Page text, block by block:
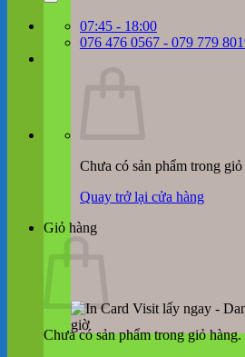
07:45 - 18:00
076 476 0567 - 079 779
Chưa có sản phẩm trong giỏ
Quay trở lại cửa hàng
Giỏ hàng
Chưa có sản phẩm trong giỏ hàng.